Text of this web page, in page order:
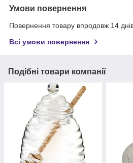
Умови повернення
Повернення товару впродовж 14
Всі умови повернення
Подібні товари компанії